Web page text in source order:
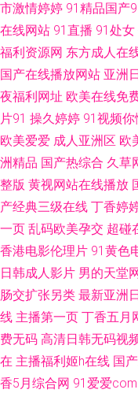
片 91网在线观看视频 久久
91大神麻豆精品 性亚洲日
夜在线播放 午夜麻豆精品
bdsm 国产精品精 亚洲精
亚洲国产综合一区 国产九色
爱福利 老司机成人福利
COM 91成人电影 国产欧
成人福利在线视频观看 亚
91黄色电影 蜜芽久久国产
市激情婷婷 91精品国产
在线网站 91直播 91处女
福利资源网 东方成人在
国产在线播放网站 亚洲
夜福利网址 欧美在线免
片91 操久婷婷 91视频你
欧美爱爱 成人亚洲区 欧
洲精品 国产热综合 久草
整版 黄视网站在线播放
产经典三级在线 丁香婷
一页 乱码欧美孕交 超碰
香港电影伦理片 91黄色
日韩成人影片 男的天堂
肠交扩张另类 最新亚洲
线 主播第一页 丁香五月
费无码 高清日韩无码视
在 主播福利姬h在线 国
香5月综合网 91爱爱com